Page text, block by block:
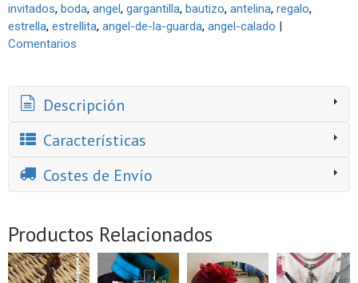
invitados boda angel gargantilla bautizo antelina regalo
estrella estrellita angel-de-la-guarda angel-calado |
Comentarios
Descripción
Características
Costes de Envío
Productos Relacionados